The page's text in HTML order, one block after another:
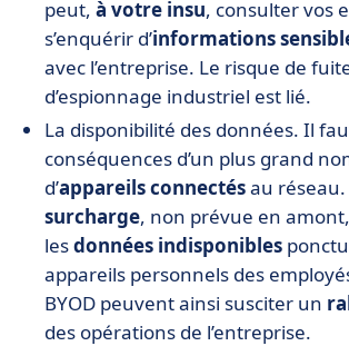
peut, à votre insu, consulter vos
s’enquérir d’informations
avec l’entreprise. Le risque de
d’espionnage industriel est lié.
La disponibilité des données. Il
conséquences d’un plus grand
d’appareils connectésau réseau.
surcharge, non prévue en
lesdonnées indisponibles
appareils personnels des
BYOD peuvent ainsi susciter un
des opérations de l’entreprise.